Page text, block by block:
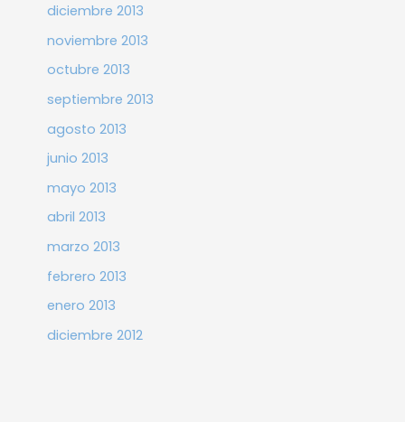
diciembre 2013
noviembre 2013
octubre 2013
septiembre 2013
agosto 2013
junio 2013
mayo 2013
abril 2013
marzo 2013
febrero 2013
enero 2013
diciembre 2012